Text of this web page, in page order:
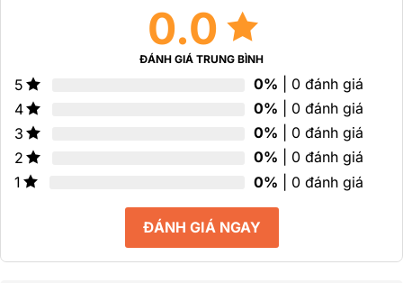
0.0
ĐÁNH GIÁ TRUNG BÌNH
5 0% | 0 đánh giá
4
0% | 0 đánh giá
3
0% | 0 đánh giá
2
0% | 0 đánh giá
1
0% | 0 đánh giá
ĐÁNH GIÁ NGAY